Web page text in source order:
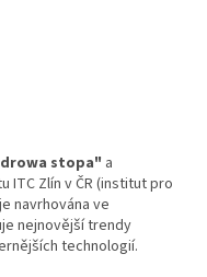
stopa" a
Zlín v ČR (institut pro
navrhována ve
nejnovější trendy
technologií.